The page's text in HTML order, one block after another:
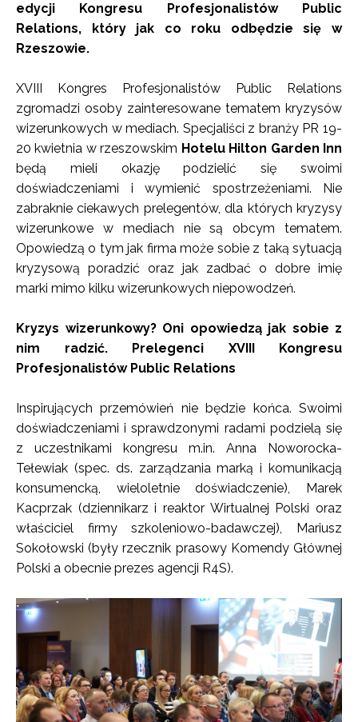
edycji Kongresu Profesjonalistów Public
Relations, który jak co roku odbędzie się w
Rzeszowie.
XVIII Kongres Profesjonalistów Public Relations
zgromadzi osoby zainteresowane tematem kryzysów
wizerunkowych w mediach. Specjaliści z branży PR 19-
20 kwietnia w rzeszowskim Hotelu Hilton Garden Inn
będą mieli okazję podzielić się swoimi
doświadczeniami i wymienić spostrzeżeniami. Nie
zabraknie ciekawych prelegentów, dla których kryzysy
wizerunkowe w mediach nie są obcym tematem.
Opowiedzą o tym jak firma może sobie z taką sytuacją
kryzysową poradzić oraz jak zadbać o dobre imię
marki mimo kilku wizerunkowych niepowodzeń.
Kryzys wizerunkowy? Oni opowiedzą jak sobie z
nim radzić. Prelegenci XVIII Kongresu
Profesjonalistów Public Relations
Inspirujących przemówień nie będzie końca. Swoimi
doświadczeniami i sprawdzonymi radami podzielą się
z uczestnikami kongresu m.in. Anna Noworocka-
Tełewiak (spec. ds. zarządzania marką i komunikacją
konsumencką, wieloletnie doświadczenie), Marek
Kacprzak (dziennikarz i reaktor Wirtualnej Polski oraz
właściciel firmy szkoleniowo-badawczej), Mariusz
Sokołowski (były rzecznik prasowy Komendy Głównej
Polski a obecnie prezes agencji R4S).